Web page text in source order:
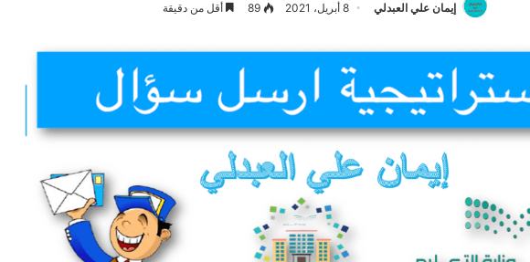
إيمان علي العبدلي 8 أبريل، 2021 89 أقل من دقيقة